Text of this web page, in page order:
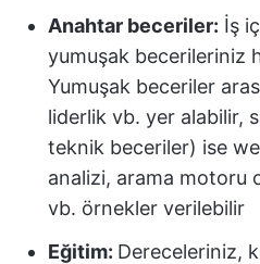
Anahtar beceriler: İş
yumuşak becerileriniz
Yumuşak beceriler
liderlik vb. yer alabilir,
teknik beceriler) ise
analizi, arama motoru
vb. örnekler verilebilir
Eğitim: Dereceleriniz,